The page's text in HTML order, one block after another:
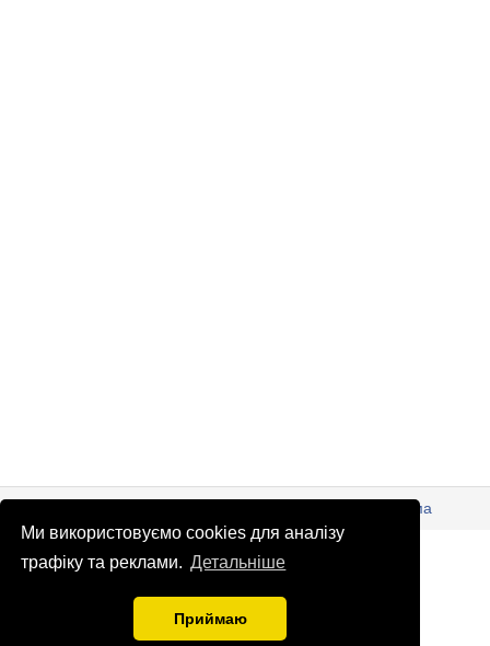
Ми використовуємо cookies для аналізу
трафіку та реклами. Детальніше
Приймаю
© Патріоти України 2026 Правова інформація
Реклама
info@patrioty.org.ua